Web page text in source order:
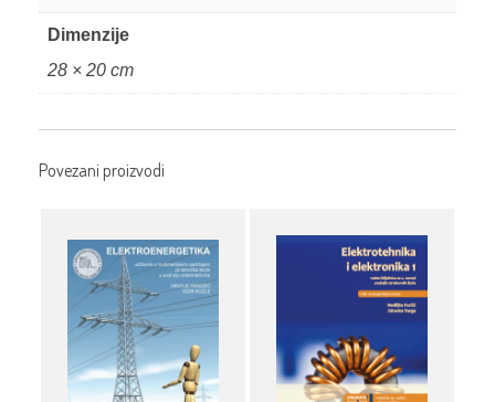
Dimenzije
28 × 20 cm
Povezani proizvodi